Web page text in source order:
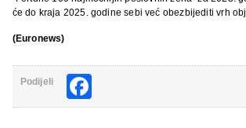
će do kraja 2025. godine sebi već obezbijediti vrh
(Euronews)
Podijeli